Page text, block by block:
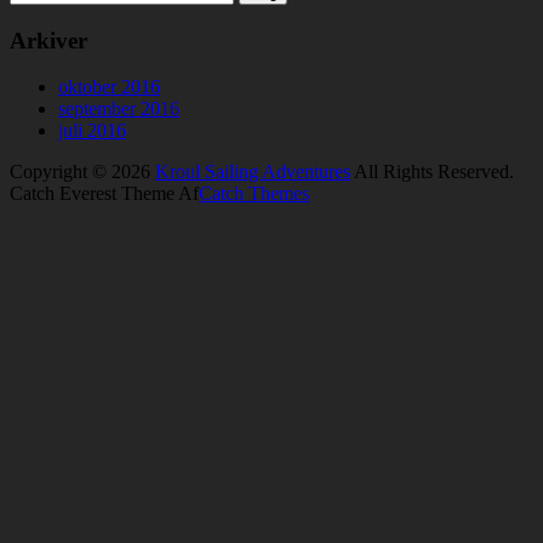
Arkiver
oktober 2016
september 2016
juli 2016
Copyright © 2026 Kroul Sailing Adventures All Rights Reserved.
Catch Everest Theme AfCatch Themes